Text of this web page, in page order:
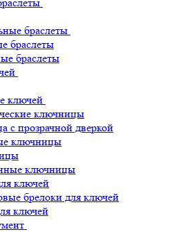
браслеты
браслеты
браслеты
ключей
ключницы
с прозрачной дверкой
ключницы
ключницы
ключей
брелоки для ключей
ключей